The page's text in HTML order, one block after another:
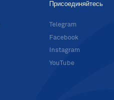
Присоединяйтесь
Telegram
Facebook
Instagram
YouTube